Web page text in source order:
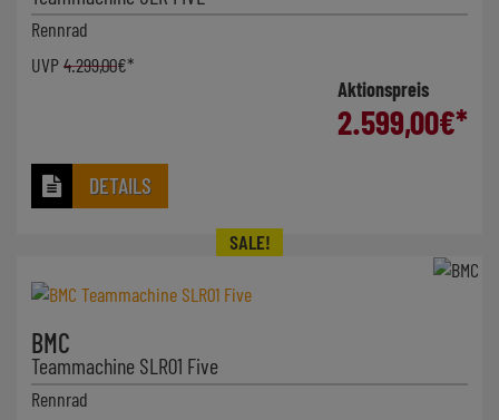
Rennrad
UVP4.299,00€*
Aktionspreis
2.599,00€*
DETAILS
BMC
Teammachine SLR01 Five
Rennrad